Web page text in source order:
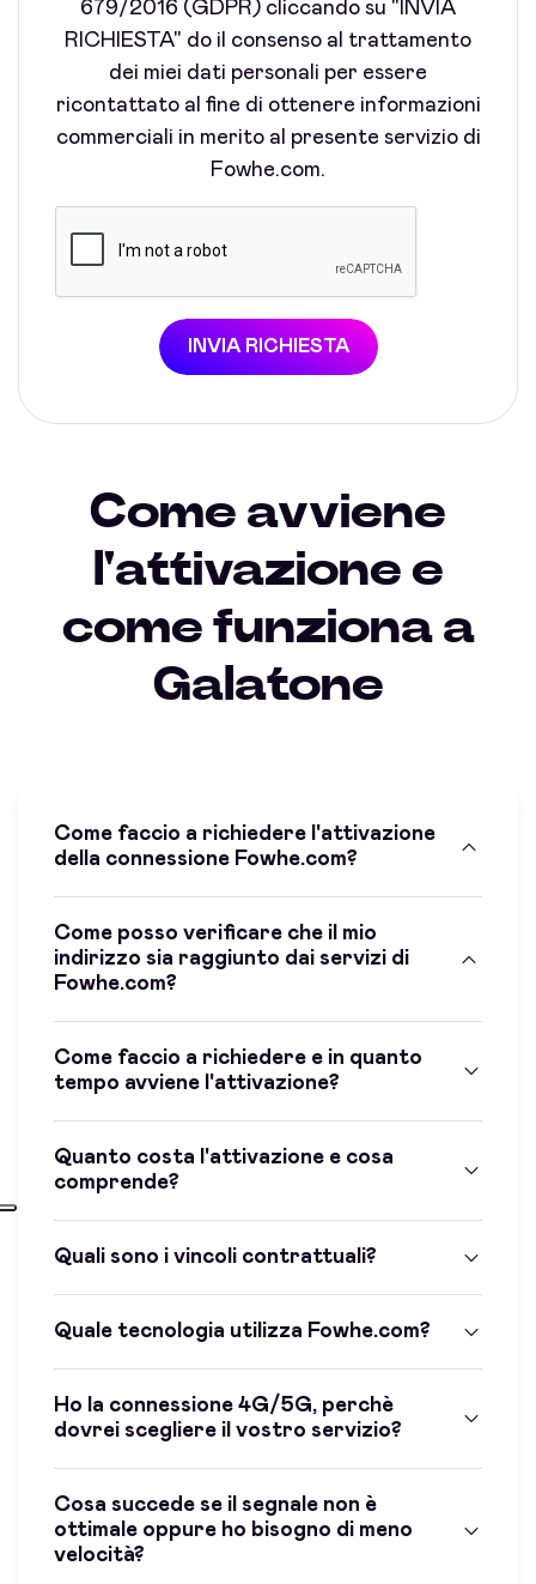
679/2016 (GDPR) cliccando su "INVIA
RICHIESTA" do il consenso al trattamento
dei miei dati personali per essere
ricontattato al fine di ottenere informazioni
commerciali in merito al presente servizio di
Fowhe.com.
INVIA RICHIESTA
Come avviene
l'attivazione e
come funziona a
Galatone
Come faccio a richiedere l'attivazione
della connessione Fowhe.com?
Come posso verificare che il mio
indirizzo sia raggiunto dai servizi di
Fowhe.com?
Come faccio a richiedere e in quanto
tempo avviene l'attivazione?
Quanto costa l'attivazione e cosa
comprende?
Quali sono i vincoli contrattuali?
Quale tecnologia utilizza Fowhe.com?
Ho la connessione 4G/5G, perchè
dovrei scegliere il vostro servizio?
Cosa succede se il segnale non è
ottimale oppure ho bisogno di meno
velocità?